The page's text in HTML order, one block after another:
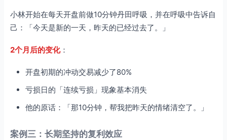
小林开始在每天开盘前做10分钟丹田呼吸，并在呼吸中告诉自
己：「今天是新的一天，昨天的已经过去了。」
2个月后的变化：
开盘初期的冲动交易减少了80%
亏损日的「连续亏损」现象基本消失
他的原话：「那10分钟，帮我把昨天的情绪清空了。」
案例三：长期坚持的复利效应